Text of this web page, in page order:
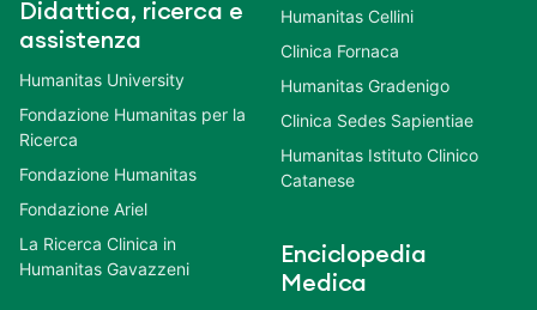
Didattica, ricerca e
assistenza
Humanitas University
Fondazione Humanitas per la
Ricerca
Fondazione Humanitas
Fondazione Ariel
La Ricerca Clinica in
Humanitas Gavazzeni
Humanitas Cellini
Clinica Fornaca
Humanitas Gradenigo
Clinica Sedes Sapientiae
Humanitas Istituto Clinico
Catanese
Enciclopedia
Medica